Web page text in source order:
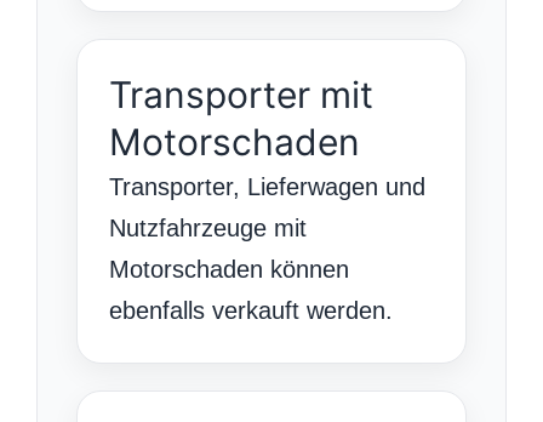
Transporter mit
Motorschaden
Transporter, Lieferwagen und
Nutzfahrzeuge mit
Motorschaden können
ebenfalls verkauft werden.